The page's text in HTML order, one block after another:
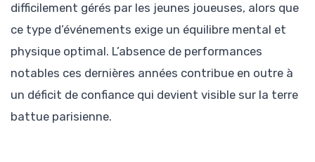
difficilement gérés par les jeunes joueuses, alors que
ce type d’événements exige un équilibre mental et
physique optimal. L’absence de performances
notables ces dernières années contribue en outre à
un déficit de confiance qui devient visible sur la terre
battue parisienne.